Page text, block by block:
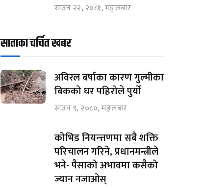
साउन २२, २०८१, मङ्लबार
साताका चर्चित खबर
अविरल बर्षाका कारण गुल्मीका
बिकको घर पहिरोले पुर्यो
साउन ९, २०८०, मङ्लबार
कोभिड नियन्त्तणमा सबै शक्ति
परिचालन गरिने, प्रधानमन्त्रीले
भने- पैसाको अभावमा कसैको
ज्यान नजाओस्